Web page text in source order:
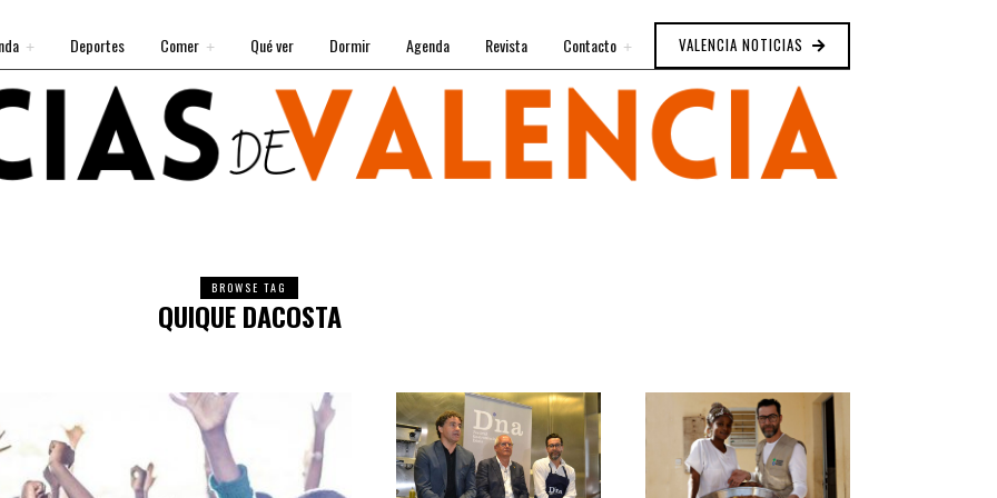
Deportes Comer Qué ver Dormir Agenda Revista Contacto VALENCIA NOTICIAS
BROWSE TAG
QUIQUE DACOSTA